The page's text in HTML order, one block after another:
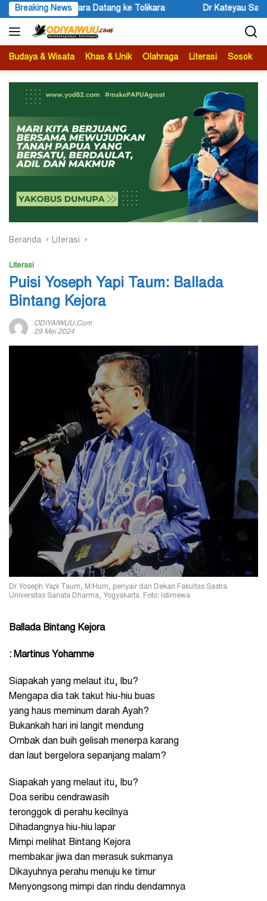
Langsung
ke
konten
Breaking News
Dr Kateyau Sampaikan Pesan Bupati John Rettob Jelang
Budaya & Wisata Khas & Unik Olahraga Literasi Sosok
Beranda Literasi
Literasi
Puisi Yoseph Yapi Taum: Ballada
Bintang Kejora
ODIYAIWUU.com
29 Mei 2024
Dr Yoseph Yapi Taum, M/Hum, penyair dan Dekan Fakultas Sastra
Universitas Sanata Dharma, Yogyakarta. Foto: Istimewa
Ballada Bintang Kejora
: Martinus Yohamme
Siapakah yang melaut itu, Ibu?
Mengapa dia tak takut hiu-hiu buas
yang haus meminum darah Ayah?
Bukankah hari ini langit mendung
Ombak dan buih gelisah menerpa karang
dan laut bergelora sepanjang malam?
Siapakah yang melaut itu, Ibu?
Doa seribu cendrawasih
teronggok di perahu kecilnya
Dihadangnya hiu-hiu lapar
Mimpi melihat Bintang Kejora
membakar jiwa dan merasuk sukmanya
Dikayuhnya perahu menuju ke timur
Menyongsong mimpi dan rindu dendamnya